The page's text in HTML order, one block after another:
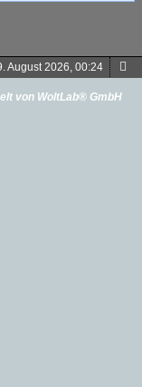
August 2026, 00:24
von WoltLab® GmbH